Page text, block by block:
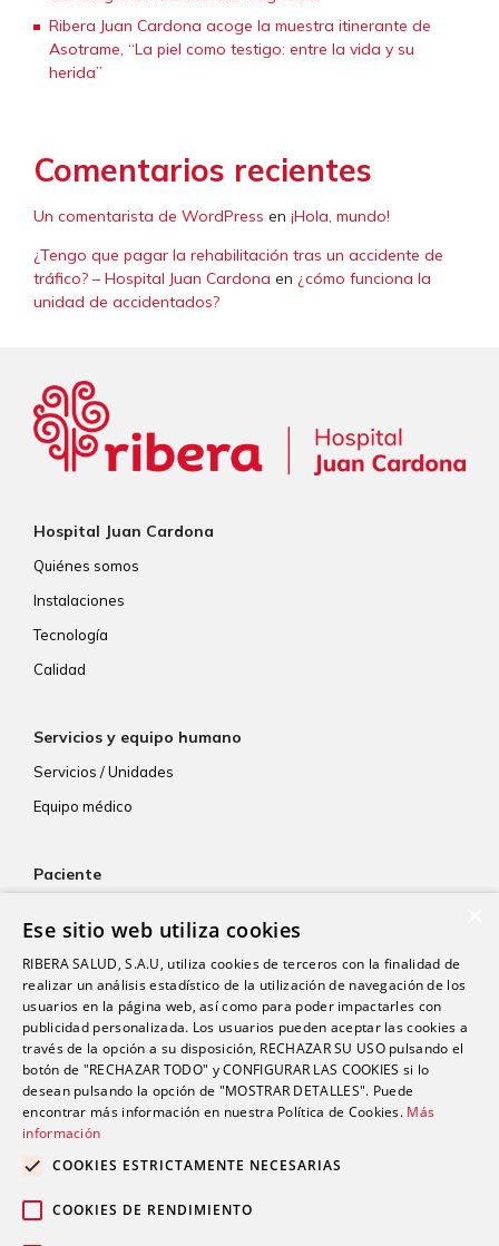
Ribera Juan Cardona acoge la muestra itinerante de
Asotrame, “La piel como testigo: entre la vida y su
herida”
Comentarios recientes
Un comentarista de WordPress en ¡Hola, mundo!
¿Tengo que pagar la rehabilitación tras un accidente de
tráfico? – Hospital Juan Cardona en ¿cómo funciona la
unidad de accidentados?
Hospital Juan Cardona
Quiénes somos
Instalaciones
Tecnología
Calidad
Servicios y equipo humano
Servicios / Unidades
Equipo médico
Paciente
Aseguradoras
Resultados de laboratorio
Consentimiento informado
Paciente internacional
Actualidad
Contacto
Ese sitio web utiliza cookies
RIBERA SALUD, S.A.U, utiliza cookies de terceros con la finalidad de
realizar un análisis estadístico de la utilización de navegación de los
usuarios en la página web, así como para poder impactarles con
publicidad personalizada. Los usuarios pueden aceptar las cookies a
través de la opción a su disposición, RECHAZAR SU USO pulsando el
botón de "RECHAZAR TODO" y CONFIGURAR LAS COOKIES si lo
desean pulsando la opción de "MOSTRAR DETALLES". Puede
encontrar más información en nuestra Política de Cookies. Más
información
COOKIES ESTRICTAMENTE NECESARIAS
COOKIES DE RENDIMIENTO